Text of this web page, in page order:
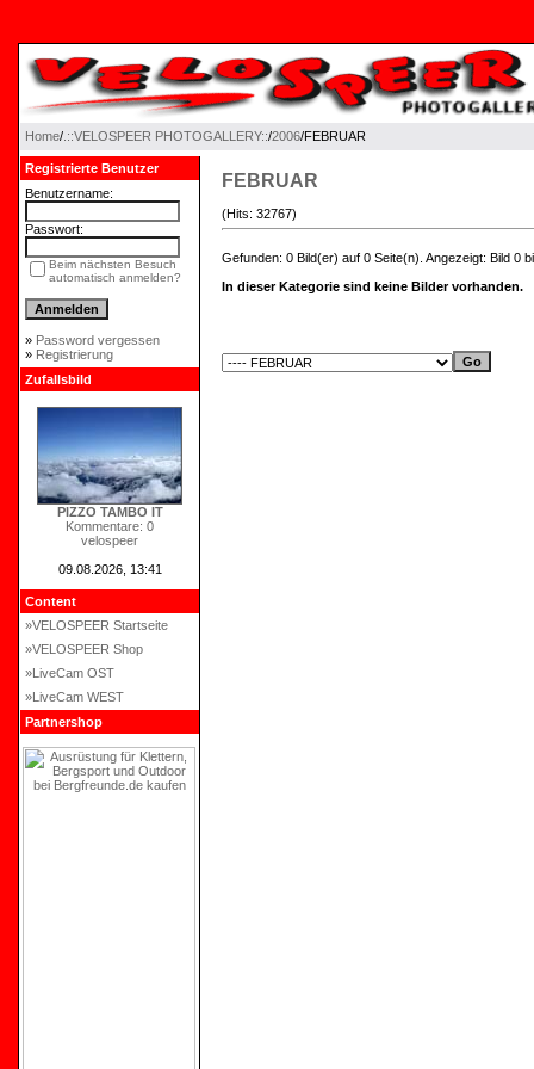
Home/ .::VELOSPEER PHOTOGALLERY::/2006/FEBRUAR
Registrierte Benutzer
Benutzername:
Passwort:
Beim nächsten Besuch
automatisch anmelden?
» Password vergessen
» Registrierung
Zufallsbild
PIZZO TAMBO IT
Kommentare: 0
velospeer
09.08.2026, 13:41
Content
»VELOSPEER Startseite
»VELOSPEER Shop
»LiveCam OST
»LiveCam WEST
Partnershop
FEBRUAR
(Hits: 32767)
Gefunden: 0 Bild(er) auf 0 Seite(n). Angezeigt: Bild 0
In dieser Kategorie sind keine Bilder vorhanden.